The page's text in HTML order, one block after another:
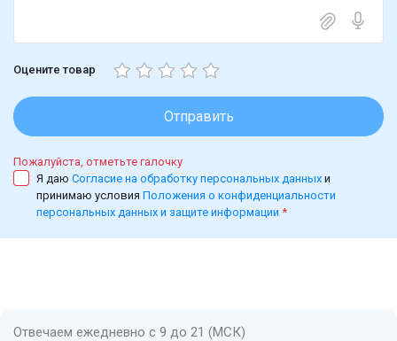
Оцените товар
Отправить
Пожалуйста, отметьте галочку
Я даю Согласие на обработку персональных данных и
принимаю условия Положения о конфиденциальности
персональных данных и защите информации *
Отвечаем ежедневно с 9 до 21 (МСК)